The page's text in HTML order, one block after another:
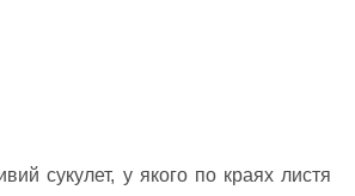
сукулет, у якого по краях листя